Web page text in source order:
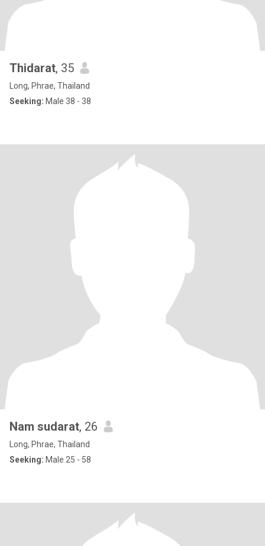
Thidarat, 35
Long, Phrae, Thailand
Seeking: Male 38 - 38
Nam sudarat, 26
Long, Phrae, Thailand
Seeking: Male 25 - 58